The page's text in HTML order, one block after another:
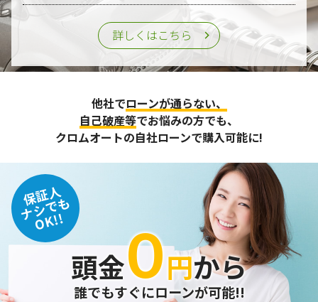
詳しくはこちら
他社でローンが通らない、
自己破産等でお悩みの方でも、
クロムオートの自社ローンで購入可能に!
保証人
ナシでも
OK!!
頭金０円から
誰でもすぐにローンが可能!!